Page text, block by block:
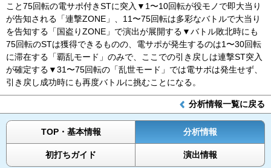
こと75回転の電サポ付きSTに突入▼1〜10回転が役モノで即大当り
が告知される「連撃ZONE」、11〜75回転は多彩なバトルで大当り
を告知する「国盗りZONE」で演出が展開する▼バトル敗北時にも
75回転のSTは獲得できるものの、電サポが発生するのは1〜30回転
に滞在する「覇乱モード」のみで、ここでの引き戻しは連撃ST突入
が確定する▼31〜75回転の「乱世モード」では電サポは発生せず、
引き戻し成功時にも再度バトルに挑むことになる。
分析情報一覧に戻る
TOP・基本情報 分析情報
初打ちガイド 演出情報